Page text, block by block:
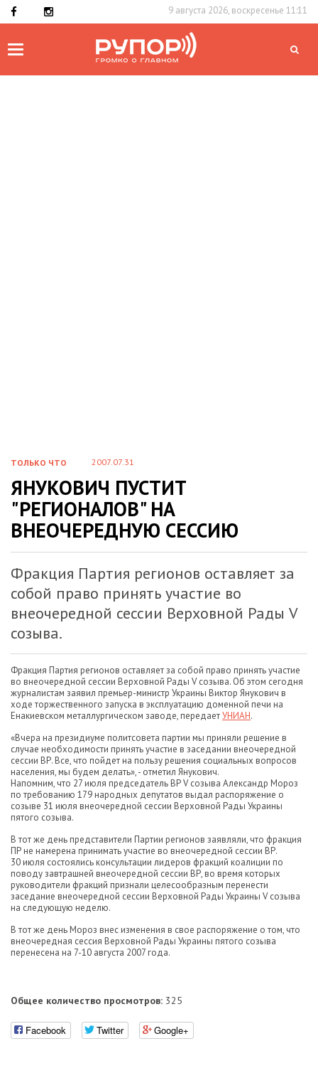
9 августа 2026, воскресенье 11:11
Toggle
ТОЛЬКО ЧТО 2007.07.31
ЯНУКОВИЧ ПУСТИТ
"РЕГИОНАЛОВ" НА
ВНЕОЧЕРЕДНУЮ СЕССИЮ
Фракция Партия регионов оставляет за
собой право принять участие во
внеочередной сессии Верховной Рады V
созыва.
Фракция Партия регионов оставляет за собой право принять участие
во внеочередной сессии Верховной Рады V созыва. Об этом сегодня
журналистам заявил премьер-министр Украины Виктор Янукович в
ходе торжественного запуска в эксплуатацию доменной печи на
Енакиевском металлургическом заводе, передаетУНИАН.
«Вчера на президиуме политсовета партии мы приняли решение в
случае необходимости принять участие в заседании внеочередной
сессии ВР. Все, что пойдет на пользу решения социальных вопросов
населения, мы будем делать», - отметил Янукович.
Напомним, что 27 июля председатель ВР V созыва Александр Мороз
по требованию 179 народных депутатов выдал распоряжение о
созыве 31 июля внеочередной сессии Верховной Рады Украины
пятого созыва.
В тот же день представители Партии регионов заявляли, что фракция
ПР не намерена принимать участие во внеочередной сессии ВР.
30 июля состоялись консультации лидеров фракций коалиции по
поводу завтрашней внеочередной сессии ВР, во время которых
руководители фракций признали целесообразным перенести
заседание внеочередной сессии Верховной Рады Украины V созыва
на следующую неделю.
В тот же день Мороз внес изменения в свое распоряжение о том, что
внеочередная сессия Верховной Рады Украины пятого созыва
перенесена на 7-10 августа 2007 года.
Общее количество просмотров: 325
Facebook Twitter Google+